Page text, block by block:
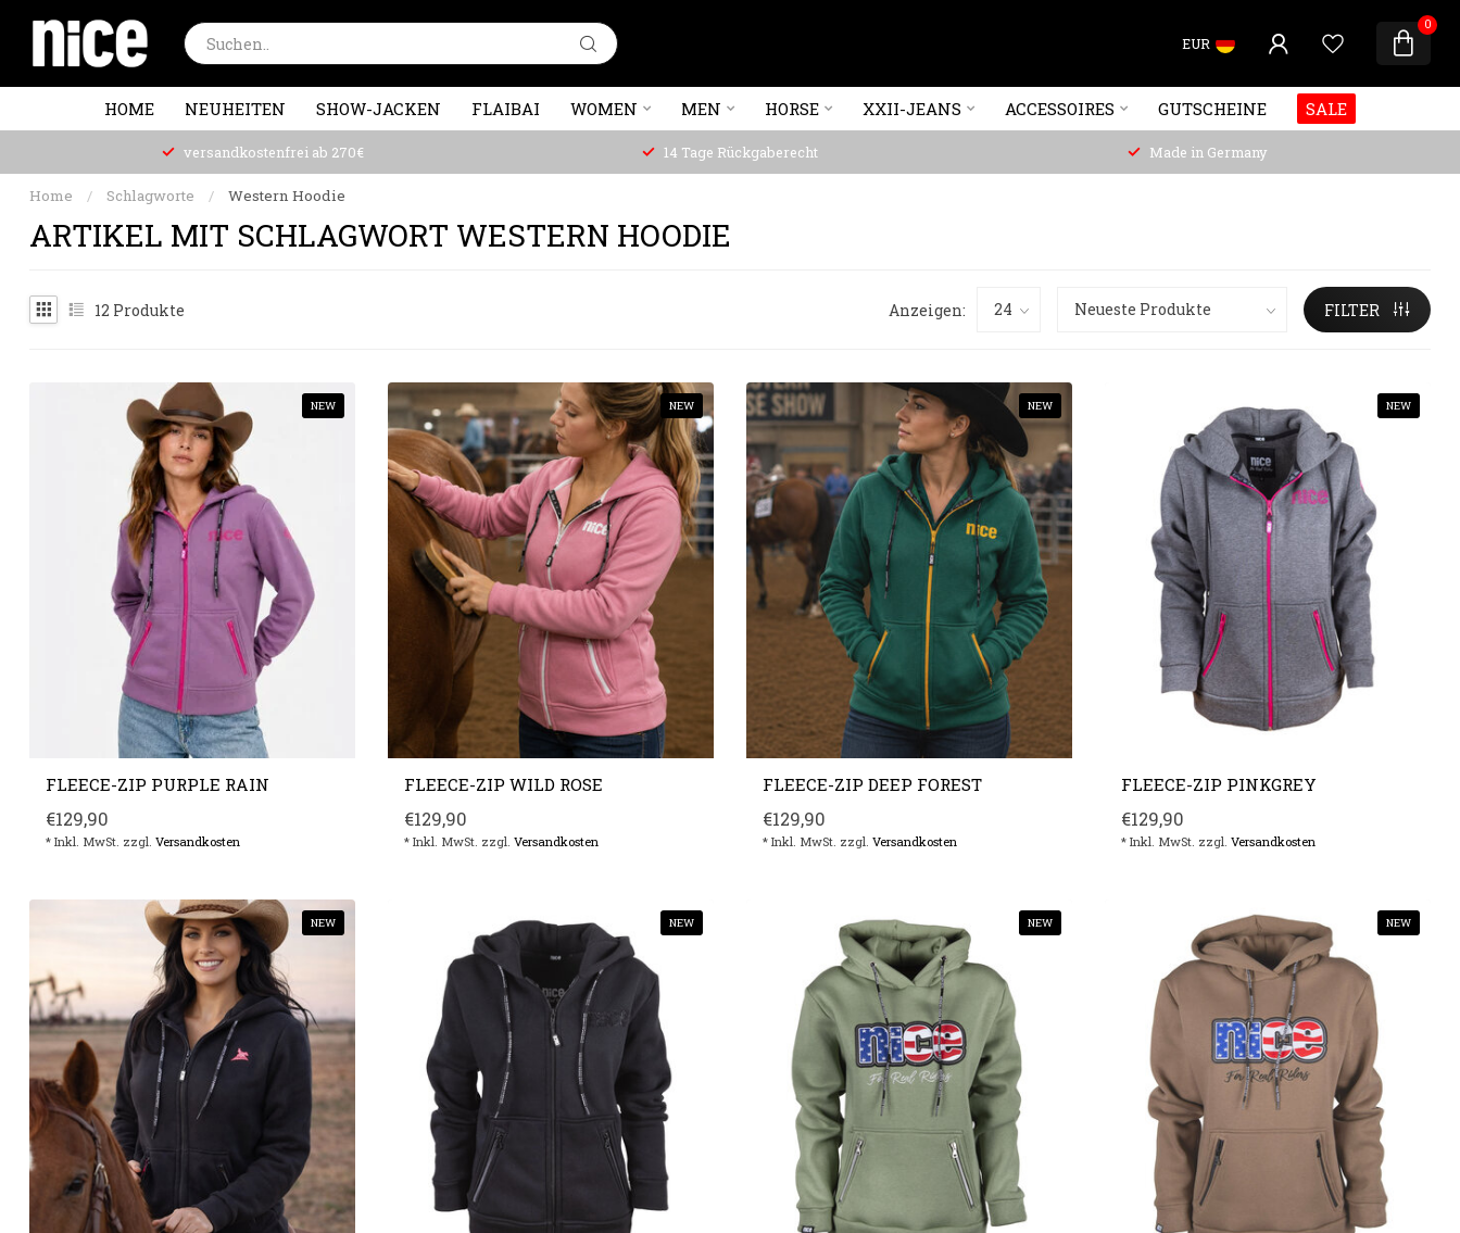
EUR
0
HOME NEUHEITEN SHOW-JACKEN FLAIBAI WOMEN MEN HORSE XXII-JEANS ACCESSOIRES GUTSCHEINE SALE
versandkostenfrei ab 270€ 14 Tage Rückgaberecht Made in Germany
Home / Schlagworte / Western Hoodie
ARTIKEL MIT SCHLAGWORT WESTERN HOODIE
12 Produkte Anzeigen: FILTER
NEW
FLEECE-ZIP PURPLE RAIN
€129,90
* Inkl. MwSt. zzgl. Versandkosten
NEW
FLEECE-ZIP WILD ROSE
€129,90
* Inkl. MwSt. zzgl. Versandkosten
NEW
FLEECE-ZIP DEEP FOREST
€129,90
* Inkl. MwSt. zzgl. Versandkosten
NEW
FLEECE-ZIP PINKGREY
€129,90
* Inkl. MwSt. zzgl. Versandkosten
NEW NEW NEW NEW